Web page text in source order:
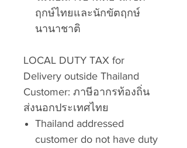
ฤกษ์ไทยและนักขัตฤกษ์
นานาชาติ
LOCAL DUTY TAX for
Delivery outside Thailand
Customer: ภาษีอากรท้องถิ่น
ส่งนอกประเทศไทย
Thailand addressed
customer do not have duty